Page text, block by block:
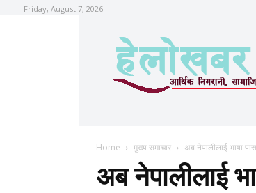
Friday, August 7, 2026
Home मुख्य समाचार अब नेपालीलाई भाषा
अब नेपालीलाई